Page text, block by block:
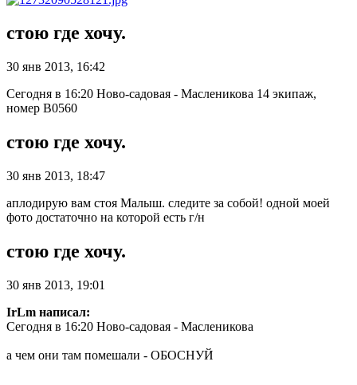
стою где хочу.
30 янв 2013, 16:42
Сегодня в 16:20 Ново-садовая - Масленикова 14 экипаж,
номер В0560
стою где хочу.
30 янв 2013, 18:47
аплодирую вам стоя Малыш. следите за собой! одной моей
фото достаточно на которой есть г/н
стою где хочу.
30 янв 2013, 19:01
IrLm написал:
Сегодня в 16:20 Ново-садовая - Масленикова
а чем они там помешали - ОБОСНУЙ